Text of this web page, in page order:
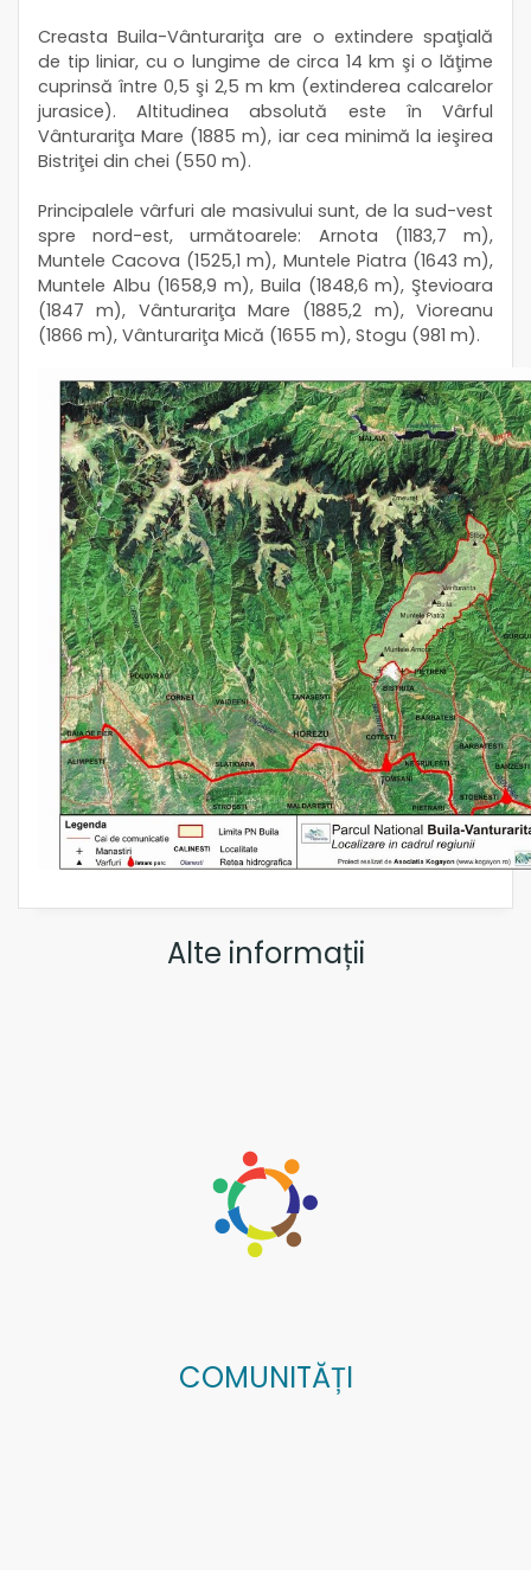
Creasta Buila-Vânturariţa are o extindere spaţială
de tip liniar, cu o lungime de circa 14 km şi o lăţime
cuprinsă între 0,5 şi 2,5 m km (extinderea calcarelor
jurasice). Altitudinea absolută este în Vârful
Vânturariţa Mare (1885 m), iar cea minimă la ieşirea
Bistriţei din chei (550 m).
Principalele vârfuri ale masivului sunt, de la sud-vest
spre nord-est, următoarele: Arnota (1183,7 m),
Muntele Cacova (1525,1 m), Muntele Piatra (1643 m),
Muntele Albu (1658,9 m), Buila (1848,6 m), Ştevioara
(1847 m), Vânturariţa Mare (1885,2 m), Vioreanu
(1866 m), Vânturariţa Mică (1655 m), Stogu (981 m).
Alte informații
COMUNITĂȚI